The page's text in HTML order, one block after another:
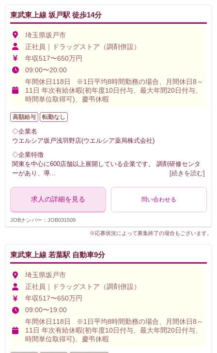
東武東上線 坂戸駅 徒歩14分
埼玉県坂戸市
正社員｜ドラッグストア（調剤併設）
年収517〜650万円
09:00〜20:00
年間休日118日 ※1日平均8時間勤務の場合、月間休日8～
11日 年次有給休暇(初年度10日付与、最大年間20日付与、
時間単位取得可)、慶弔休暇
高額給与 転勤なし
◇企業名
ウエルシア坂戸浅羽野店(ウエルシア薬局株式会社)
◇企業特徴
関東を中心に600店舗以上展開している企業です。 調剤研修センタ
ーがあり、導
[続きを読む]
求人の詳細を見る 問い合わせる
JOBナンバー：JOB031509
※応募状況によって募集終了の場合もございます。
東武東上線 若葉駅 自動車9分
埼玉県坂戸市
正社員｜ドラッグストア（調剤併設）
年収517〜650万円
09:00〜19:00
年間休日118日 ※1日平均8時間勤務の場合、月間休日8～
11日 年次有給休暇(初年度10日付与、最大年間20日付与、
時間単位取得可)、慶弔休暇